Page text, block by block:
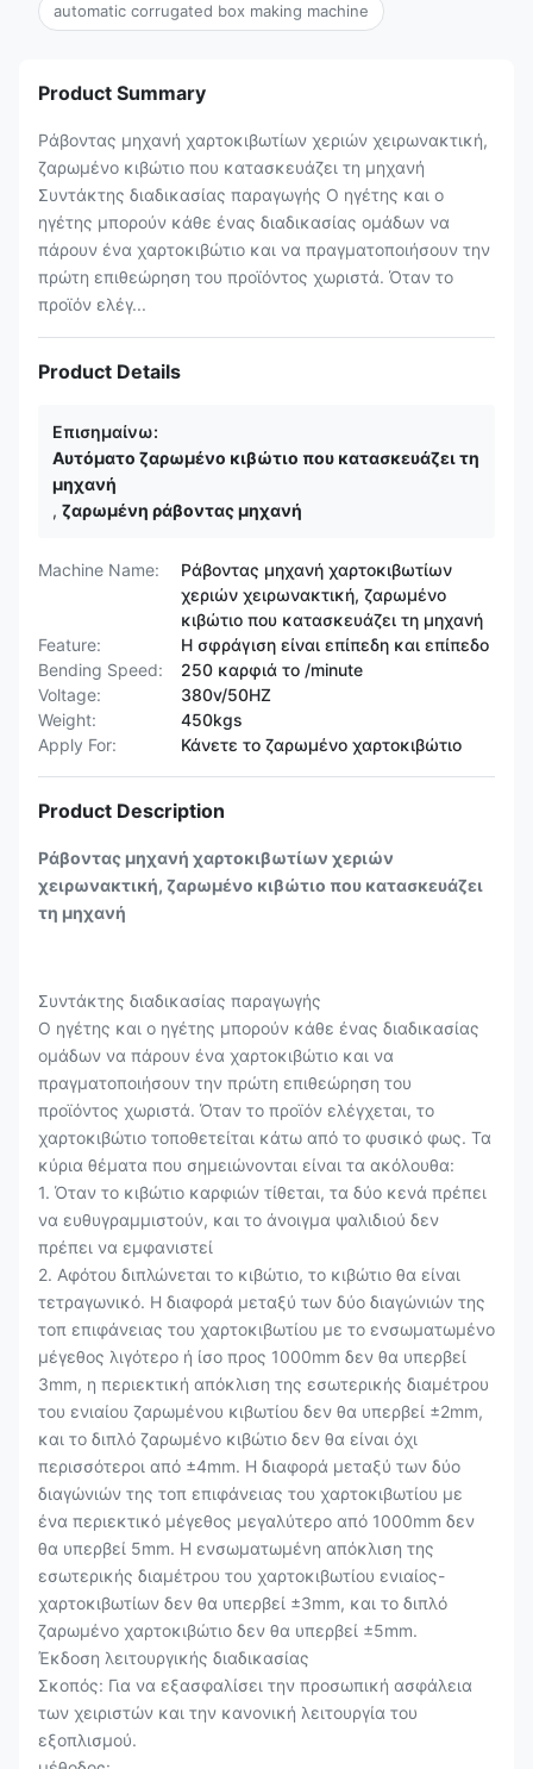
automatic corrugated box making machine
Product Summary
Ράβοντας μηχανή χαρτοκιβωτίων χεριών χειρωνακτική,
ζαρωμένο κιβώτιο που κατασκευάζει τη μηχανή
Συντάκτης διαδικασίας παραγωγής Ο ηγέτης και ο
ηγέτης μπορούν κάθε ένας διαδικασίας ομάδων να
πάρουν ένα χαρτοκιβώτιο και να πραγματοποιήσουν την
πρώτη επιθεώρηση του προϊόντος χωριστά. Όταν το
προϊόν ελέγ...
Product Details
Επισημαίνω:
Αυτόματο ζαρωμένο κιβώτιο που κατασκευάζει τη
μηχανή
, ζαρωμένη ράβοντας μηχανή
Machine Name:
Ράβοντας μηχανή χαρτοκιβωτίων
χεριών χειρωνακτική, ζαρωμένο
κιβώτιο που κατασκευάζει τη μηχανή
Feature:
Η σφράγιση είναι επίπεδη και επίπεδο
Bending Speed:
250 καρφιά το /minute
Voltage:
380v/50HZ
Weight:
450kgs
Apply For:
Κάνετε το ζαρωμένο χαρτοκιβώτιο
Product Description
Ράβοντας μηχανή χαρτοκιβωτίων χεριών
χειρωνακτική, ζαρωμένο κιβώτιο που κατασκευάζει
τη μηχανή
Συντάκτης διαδικασίας παραγωγής
Ο ηγέτης και ο ηγέτης μπορούν κάθε ένας διαδικασίας
ομάδων να πάρουν ένα χαρτοκιβώτιο και να
πραγματοποιήσουν την πρώτη επιθεώρηση του
προϊόντος χωριστά. Όταν το προϊόν ελέγχεται, το
χαρτοκιβώτιο τοποθετείται κάτω από το φυσικό φως. Τα
κύρια θέματα που σημειώνονται είναι τα ακόλουθα:
1. Όταν το κιβώτιο καρφιών τίθεται, τα δύο κενά πρέπει
να ευθυγραμμιστούν, και το άνοιγμα ψαλιδιού δεν
πρέπει να εμφανιστεί
2. Αφότου διπλώνεται το κιβώτιο, το κιβώτιο θα είναι
τετραγωνικό. Η διαφορά μεταξύ των δύο διαγώνιών της
τοπ επιφάνειας του χαρτοκιβωτίου με το ενσωματωμένο
μέγεθος λιγότερο ή ίσο προς 1000mm δεν θα υπερβεί
3mm, η περιεκτική απόκλιση της εσωτερικής διαμέτρου
του ενιαίου ζαρωμένου κιβωτίου δεν θα υπερβεί ±2mm,
και το διπλό ζαρωμένο κιβώτιο δεν θα είναι όχι
περισσότεροι από ±4mm. Η διαφορά μεταξύ των δύο
διαγώνιών της τοπ επιφάνειας του χαρτοκιβωτίου με
ένα περιεκτικό μέγεθος μεγαλύτερο από 1000mm δεν
θα υπερβεί 5mm. Η ενσωματωμένη απόκλιση της
εσωτερικής διαμέτρου του χαρτοκιβωτίου ενιαίος-
χαρτοκιβωτίων δεν θα υπερβεί ±3mm, και το διπλό
ζαρωμένο χαρτοκιβώτιο δεν θα υπερβεί ±5mm.
Έκδοση λειτουργικής διαδικασίας
Σκοπός: Για να εξασφαλίσει την προσωπική ασφάλεια
των χειριστών και την κανονική λειτουργία του
εξοπλισμού.